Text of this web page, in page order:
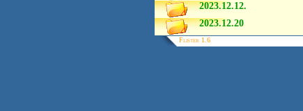
2023.12.12.
2023.12.20
Flister 1.6